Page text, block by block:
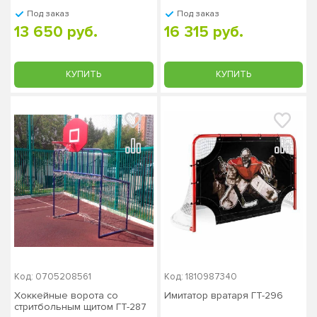
Под заказ
13 650 руб.
КУПИТЬ
Под заказ
16 315 руб.
КУПИТЬ
Код: 0705208561
Хоккейные ворота со
стритбольным щитом ГТ-287
Код: 1810987340
Имитатор вратаря ГТ-296